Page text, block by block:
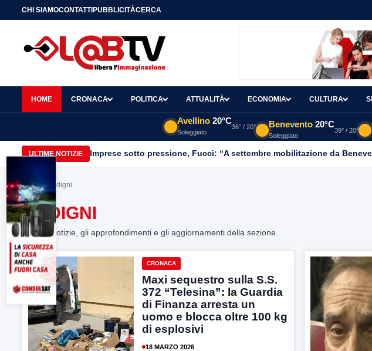
CHI SIAMOCONTATTIPUBBLICITÀCERCA
HOME CRONACA POLITICA ATTUALITÀ ECONOMIA CULTURA
Avellino 20°C
Soleggiato
36° / 20° Benevento 20°C
Soleggiato
39° / 20°
ULTIME NOTIZIE Imprese sotto pressione, Fucci: “A settembre mobilitazione da
Home> Ordigni
ORDIGNI
Tutte le notizie, gli approfondimenti e gli aggiornamenti della sezione.
CRONACA
Maxi sequestro sulla S.S.
372 “Telesina”: la Guardia
di Finanza arresta un
uomo e blocca oltre 100 kg
di esplosivi
18 MARZO 2026